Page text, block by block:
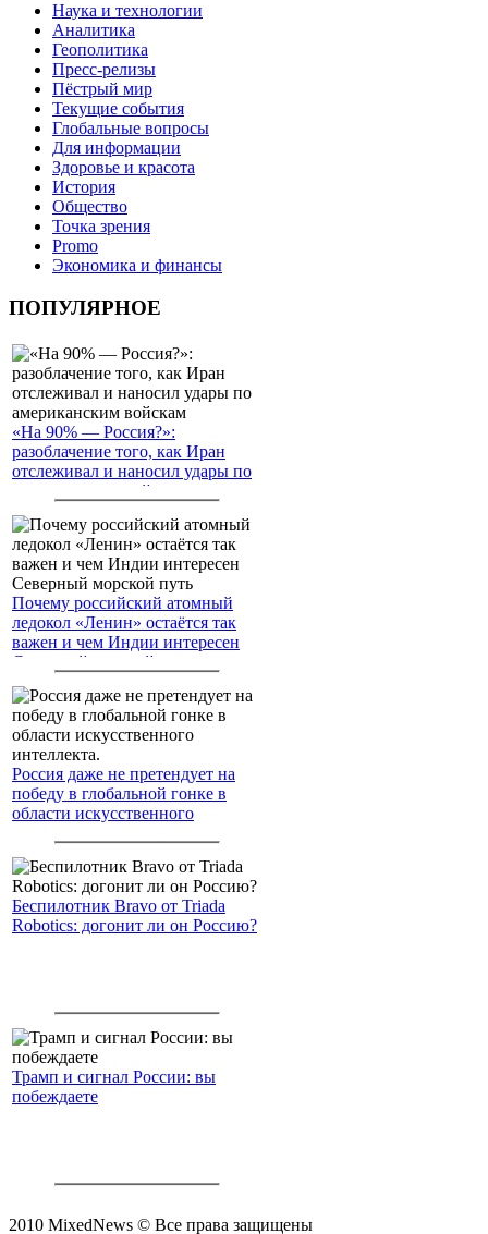
Наука и технологии
Аналитика
Геополитика
Пресс-релизы
Пёстрый мир
Текущие события
Глобальные вопросы
Для информации
Здоровье и красота
История
Общество
Точка зрения
Promo
Экономика и финансы
ПОПУЛЯРНОЕ
«На 90% — Россия?»:
разоблачение того, как Иран
отслеживал и наносил удары по
американским войскам
Почему российский атомный
ледокол «Ленин» остаётся так
важен и чем Индии интересен
Северный морской путь
Россия даже не претендует на
победу в глобальной гонке в
области искусственного
Беспилотник Bravo от Triada
Robotics: догонит ли он Россию?
Трамп и сигнал России: вы
побеждаете
2010 MixedNews © Все права защищены